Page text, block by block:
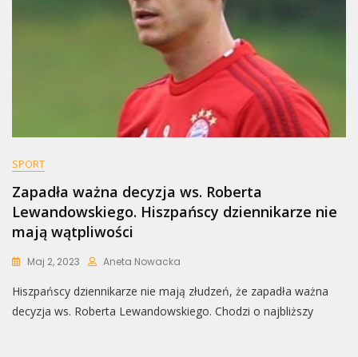
SPORT
Zapadła ważna decyzja ws. Roberta
Lewandowskiego. Hiszpańscy dziennikarze nie
mają wątpliwości
Maj 2, 2023 Aneta Nowacka
Hiszpańscy dziennikarze nie mają złudzeń, że zapadła ważna
decyzja ws. Roberta Lewandowskiego. Chodzi o najbliższy